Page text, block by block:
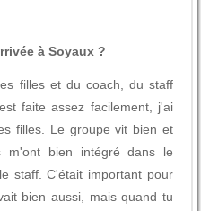
à Soyaux ?
filles et du coach, du staff
faite assez facilement, j'ai
filles. Le groupe vit bien et
m'ont bien intégré dans le
staff. C'était important pour
bien aussi, mais quand tu